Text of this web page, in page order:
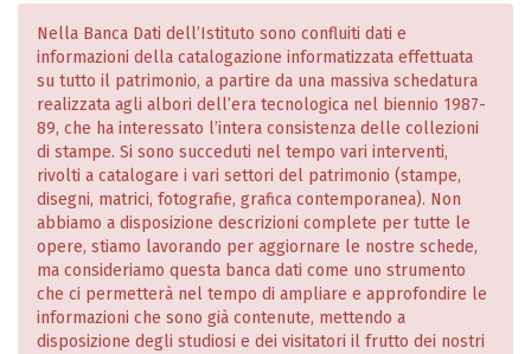
Nella Banca Dati dell’Istituto sono confluiti dati e
informazioni della catalogazione informatizzata effettuata
su tutto il patrimonio, a partire da una massiva schedatura
realizzata agli albori dell’era tecnologica nel biennio 1987-
89, che ha interessato l’intera consistenza delle collezioni
di stampe. Si sono succeduti nel tempo vari interventi,
rivolti a catalogare i vari settori del patrimonio (stampe,
disegni, matrici, fotografie, grafica contemporanea). Non
abbiamo a disposizione descrizioni complete per tutte le
opere, stiamo lavorando per aggiornare le nostre schede,
ma consideriamo questa banca dati come uno strumento
che ci permetterà nel tempo di ampliare e approfondire le
informazioni che sono già contenute, mettendo a
disposizione degli studiosi e dei visitatori il frutto dei nostri